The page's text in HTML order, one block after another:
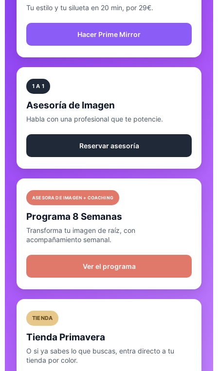
Tu estilo y tu silueta en 20 min, por 29€.
Hacer Prime Mirror
1 A 1
Asesoría de Imagen
Habla con una profesional que te potencie.
Reservar asesoría
ASESORA DE IMAGEN + COACHING
Programa 8 Semanas
Transforma tu imagen de raíz, con
acompañamiento semanal.
Ver el programa
TIENDA
Tienda Primavera
O si ya sabes lo que buscas, entra directo a tu
tienda por color.